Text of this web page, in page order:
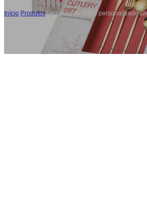
Início Produtos/Faqueiro de Natal personalizado